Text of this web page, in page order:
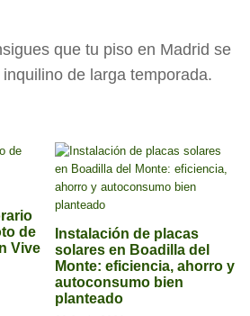
que tu piso en Madrid se
de larga temporada.
de
Vive
Instalación de placas
solares en Boadilla del
Monte: eficiencia, ahorro y
autoconsumo bien
planteado